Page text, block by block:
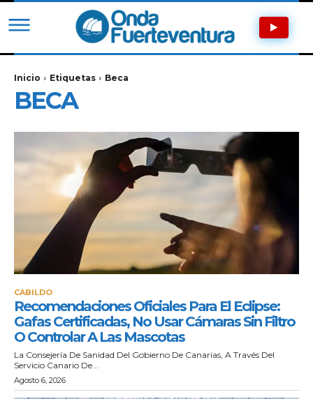
Inicio Etiquetas Beca
BECA
CABILDO
Recomendaciones Oficiales Para El Eclipse:
Gafas Certificadas, No Usar Cámaras Sin Filtro
O Controlar A Las Mascotas
La Consejería De Sanidad Del Gobierno De Canarias, A Través Del
Servicio Canario De...
Agosto 6, 2026